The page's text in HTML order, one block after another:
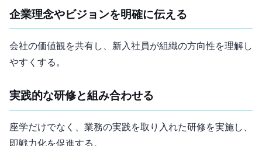
企業理念やビジョンを明確に伝える
会社の価値観を共有し、新入社員が組織の方向性を理解し
やすくする。
実践的な研修と組み合わせる
座学だけでなく、業務の実践を取り入れた研修を実施し、